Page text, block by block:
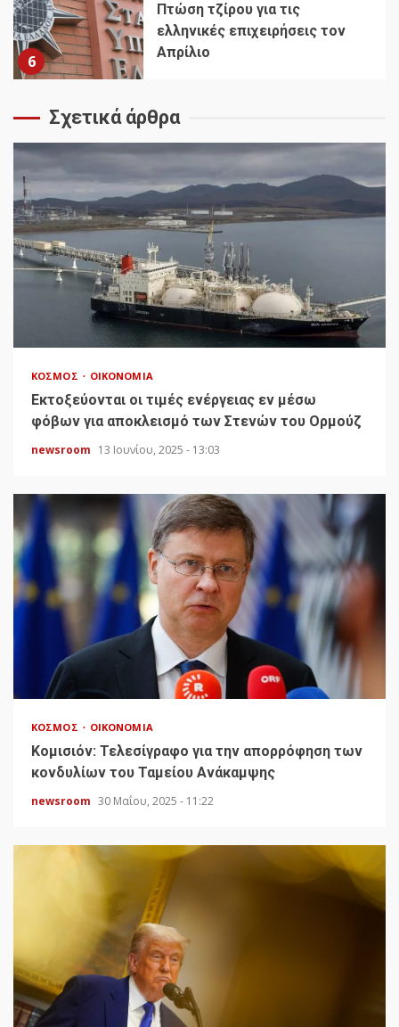
6
Πτώση τζίρου για τις
ελληνικές επιχειρήσεις τον
Απρίλιο
Σχετικά άρθρα
ΚΌΣΜΟΣ ΟΙΚΟΝΟΜΊΑ
Εκτοξεύονται οι τιμές ενέργειας εν μέσω
φόβων για αποκλεισμό των Στενών του Ορμούζ
newsroom 13 Ιουνίου, 2025 - 13:03
ΚΌΣΜΟΣ ΟΙΚΟΝΟΜΊΑ
Κομισιόν: Τελεσίγραφο για την απορρόφηση των
κονδυλίων του Ταμείου Ανάκαμψης
newsroom 30 Μαΐου, 2025 - 11:22